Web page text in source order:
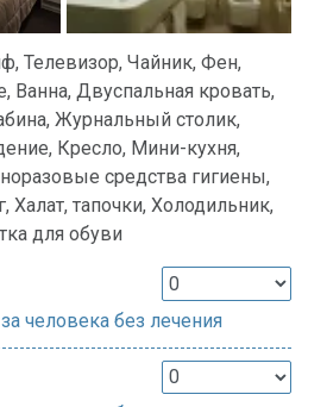
Телевизор, Чайник, Фен,
Ванна, Двуспальная кровать,
Журнальный столик,
Кресло, Мини-кухня,
средства гигиены,
Халат, тапочки, Холодильник,
для обуви
человека без лечения